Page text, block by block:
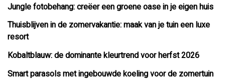
Jungle fotobehang: creëer een groene oase in je eigen huis
Thuisblijven in de zomervakantie: maak van je tuin een luxe
resort
Kobaltblauw: de dominante kleurtrend voor herfst 2026
Smart parasols met ingebouwde koeling voor de zomertuin